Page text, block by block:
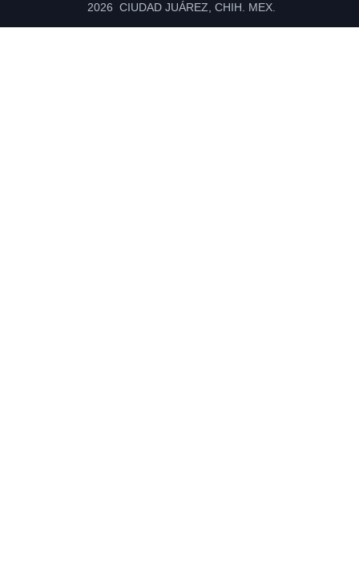
2026 CIUDAD JUÁREZ, CHIH. MEX.